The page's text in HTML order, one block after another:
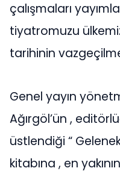
çalışmaları
tiyatromuzu
tarihinin
Genel yayın
Ağırgöl’ün ,
üstlendiği “
kitabına , en